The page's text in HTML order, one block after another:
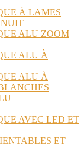
À LAMES
ALU ZOOM
ALU À
ALU À
AVEC LED ET
ET